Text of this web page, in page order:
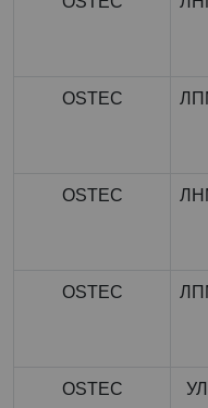
OSTEC
OSTEC
OSTEC
OSTEC